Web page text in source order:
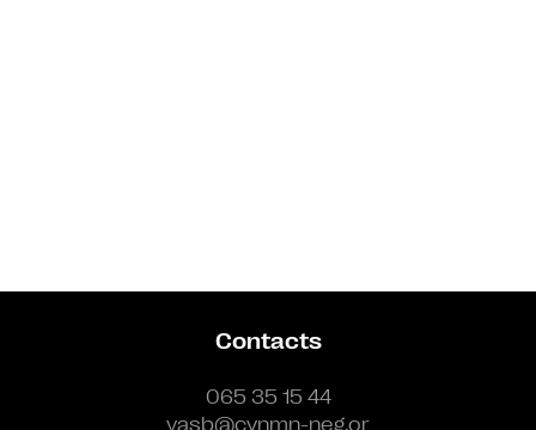
Contacts
065 35 15 44
vasb@cynmn-neg.or